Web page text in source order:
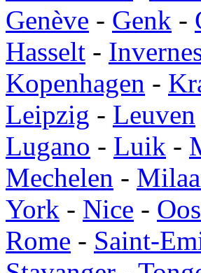
Genève - Genk -
Hasselt -
Kopenhagen -
Leipzig - Leuven
Lugano - Luik -
Mechelen -
York - Nice -
Rome - Saint-